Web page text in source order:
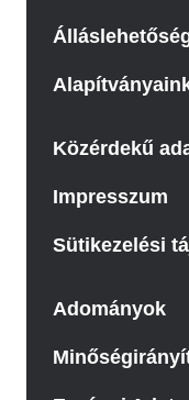
Közérdekű
Impresszum
Sütikezelési
Adományok